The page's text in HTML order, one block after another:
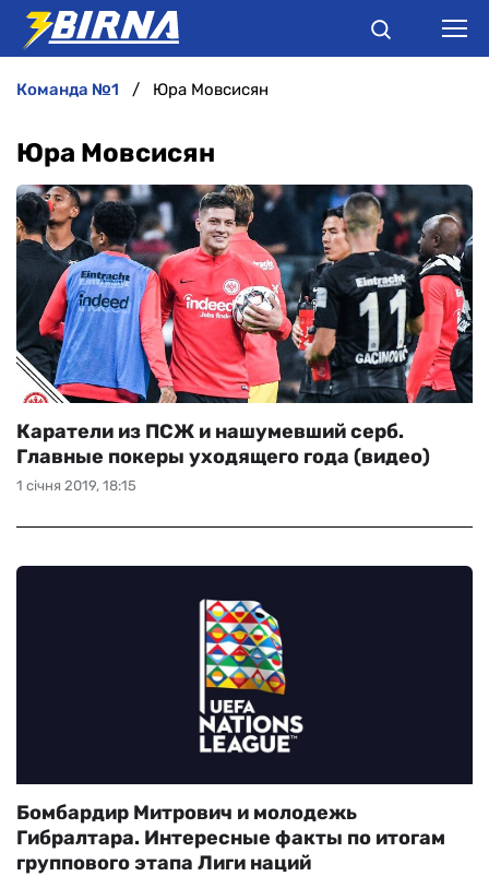
АНАЛІТИКА
ІНТЕРВ'Ю
РІЗНЕ
БУКМЕКЕРИ
команда №1 Юра Мовсисян
Юра Мовсисян
1 січня 2019, 18:15
Каратели из ПСЖ и нашумевший серб.
Главные покеры уходящего года (видео)
Бомбардир Митрович и молодежь
Гибралтара. Интересные факты по итогам
группового этапа Лиги наций